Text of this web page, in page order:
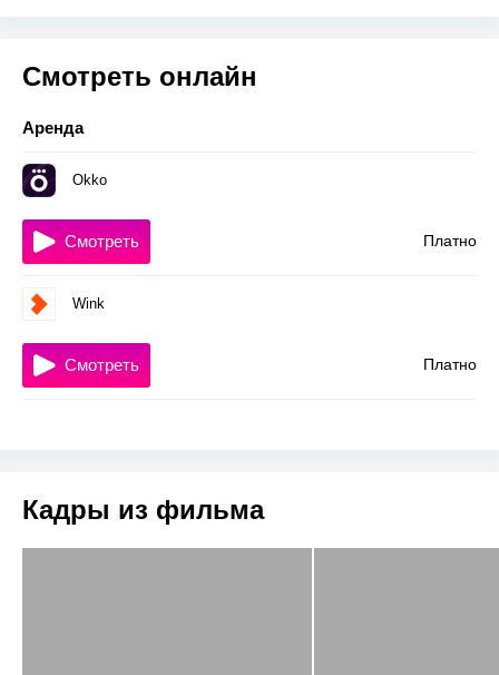
Смотреть онлайн
Аренда
Okko
Платно
Смотреть
Wink
Платно
Смотреть
Кадры из фильма